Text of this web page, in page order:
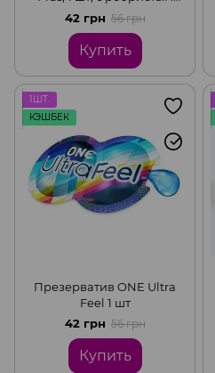
участком на конце, со
смазкой
42 грн 56 грн
Купить
1ШТ.
КЭШБЕК
Презерватив ONE Ultra
Feel 1 шт
42 грн 56 грн
Купить